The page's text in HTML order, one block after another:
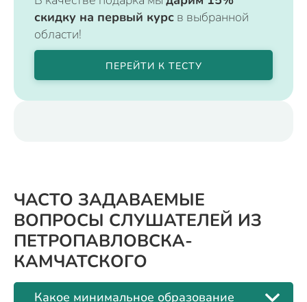
скидку на первый курс в выбранной
области!
ПЕРЕЙТИ К ТЕСТУ
ЧАСТО ЗАДАВАЕМЫЕ
ВОПРОСЫ СЛУШАТЕЛЕЙ ИЗ
ПЕТРОПАВЛОВСКА-
КАМЧАТСКОГО
Какое минимальное образование